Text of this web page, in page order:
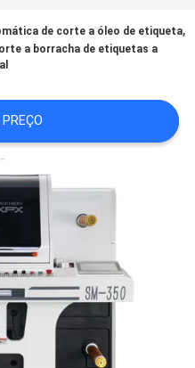
de corte a óleo de etiqueta,
a borracha de etiquetas a